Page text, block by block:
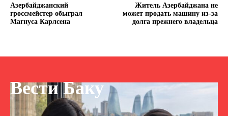
Азербайджанский
гроссмейстер обыграл
Магнуса Карлсена
Житель Азербайджана не
может продать машину из-за
долга прежнего владельца
Вести Баку